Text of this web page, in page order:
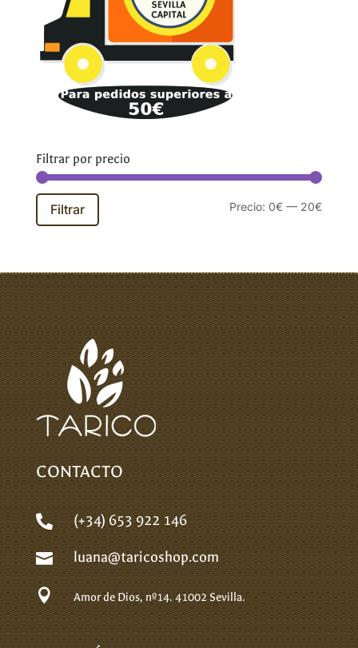
Filtrar por precio
Precio
Precio
Filtrar Precio: 0€ — 20€
CONTACTO
 (+34) 653 922 146
 luana@taricoshop.com
 Amor de Dios, nº14.41002 Sevilla.